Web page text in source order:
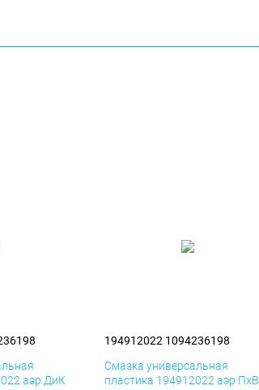
аэр ДиК
194912022 1094236198
Смазка универсальная
пластика 194912022 аэр ПхВ